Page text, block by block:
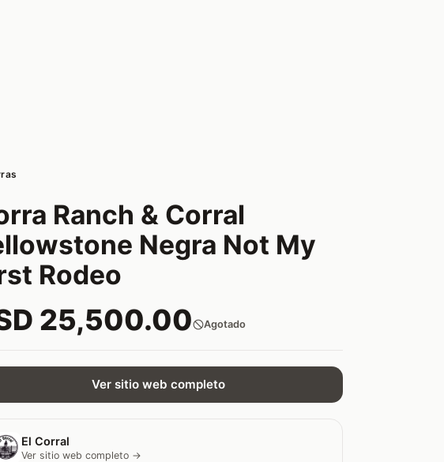
Ranch & Corral
Negra Not My
Rodeo
25,500.00 Agotado
Ver sitio web completo
El Corral
Ver sitio web completo →